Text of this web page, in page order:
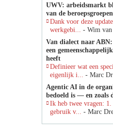
UWV: arbeidsmarkt
van de
Dank voor deze
werkgebi... - Wim
Van dialect naar
een
heeft
Definieer wat een
eigenlijk i... - Marc
Agentic AI in de
bedoeld is — en zoals
Ik heb twee vragen:
gebruik v... - Marc